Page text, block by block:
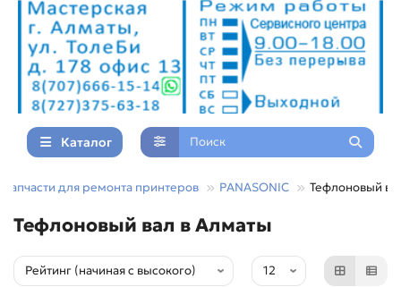
Каталог
Запчасти для ремонта принтеров PANASONIC Тефлоновый
Тефлоновый вал в Алматы